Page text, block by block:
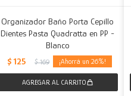
Organizador Baño Porta Cepillo
Dientes Pasta Quadratta en PP -
Blanco
$ 125 $ 169 26